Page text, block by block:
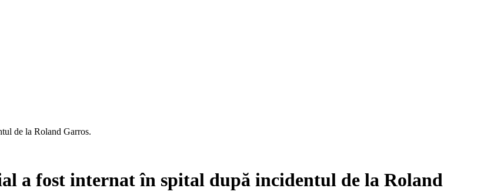
de la Roland Garros.
a fost internat în spital după incidentul de la Roland